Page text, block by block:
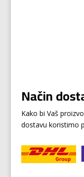
Način
Kako bi Vaš
dostavu koristimo